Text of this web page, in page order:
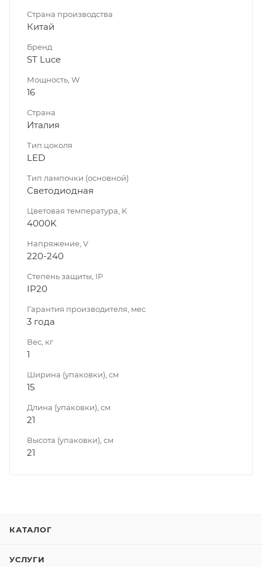
Страна производства
Китай
Бренд
ST Luce
Мощность, W
16
Страна
Италия
Тип цоколя
LED
Тип лампочки (основной)
Светодиодная
Цветовая температура, K
4000K
Напряжение, V
220-240
Степень защиты, IP
IP20
Гарантия производителя, мес
3 года
Вес, кг
1
Ширина (упаковки), см
15
Длина (упаковки), см
21
Высота (упаковки), см
21
КАТАЛОГ
УСЛУГИ